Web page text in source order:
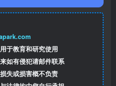
于教育和研究使用
如有侵犯请邮件联系
失或损害概不负责